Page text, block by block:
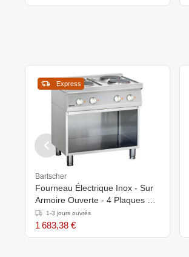
Express
Bartscher
Fourneau Électrique Inox - Sur
Armoire Ouverte - 4 Plaques De
Ø220mm - 800x700x850-
900(h)mm
1-3 jours ouvrés
1 683,38 €